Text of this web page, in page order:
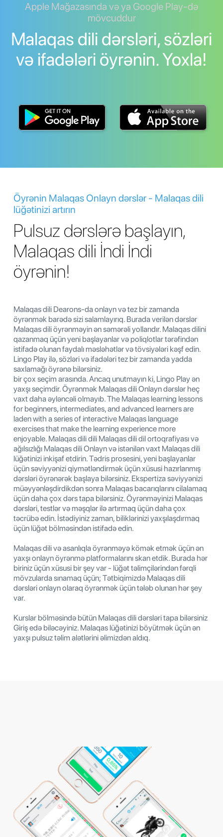
Apple Mağazasında və ya Google Play-də
mövcuddur
Malaqas dili dərsləri, sözləri
və ifadələri öyrənin. Yoxla!
Öyrənin Malaqas Onlayn dərslər - Malaqas dili
lüğətinizi artırın
Pulsuz dərslərə başlayın,
Malaqas dili İndi İndi
öyrənin!
Malaqas dili Dearons-da onlayn və tez bir zamanda
öyrənmək barədə sizi salamlayırıq. Burada verilən dərslər
Malaqas dili öyrənməyin ən səmərəli yollarıdır. Malaqas dilini
qazanmaq üçün yeni başlayanlar və poliqlotlar tərəfindən
istifadə olunan faydalı məsləhətlər və tövsiyələri kəşf edin.
Lingo Play ilə, sözləri və ifadələri tez bir zamanda yadda
saxlamağı öyrənə bilərsiniz.
bir çox seçim arasında. Ancaq unutmayın ki, Lingo Play ən
yaxşı seçimdir. Öyrənmək Malaqas dili Onlayn dərslər heç
vaxt daha əyləncəli olmayıb. The Malaqas learning lessons
for beginners, intermediates, and advanced learners are
laden with a series of interactive Malaqas language
exercises that make the learning experience more
enjoyable. Malaqas dili dili Malaqas dili dil ortoqrafiyası və
ağılsızlığı Malaqas dili Onlayn və istənilən vaxt Malaqas dili
lüğətinizi inkişaf etdirin. Tədris prosesini, yeni başlayanlar
üçün səviyyənizi qiymətləndirmək üçün xüsusi hazırlanmış
dərsləri öyrənərək başlaya bilərsiniz. Ekspertiza səviyyənizi
müəyyənləşdirdikdən sonra Malaqas bacarıqlarını cilalamaq
üçün daha çox dərs tapa bilərsiniz. Öyrənməyinizi Malaqas
dərsləri, testlər və məşqlər ilə artırmaq üçün daha çox
təcrübə edin. İstədiyiniz zaman, biliklərinizi yaxşılaşdırmaq
üçün lüğət bölməsindən istifadə edin.
Malaqas dili və asanlıqla öyrənməyə kömək etmək üçün ən
yaxşı onlayn öyrənmə platformalarını skan etdik. Burada hər
biriniz üçün xüsusi bir şey var - lüğət təlimçilərindən fərqli
mövzularda sınamaq üçün; Tətbiqimizdə Malaqas dili
dərsləri onlayn olaraq öyrənmək üçün tələb olunan hər şey
var.
Kurslar bölməsində bütün Malaqas dili dərsləri tapa bilərsiniz
Giriş edə biləcəyiniz. Malaqas lüğətinizi böyütmək üçün ən
yaxşı pulsuz təlim alətlərini əlimizdən aldıq.